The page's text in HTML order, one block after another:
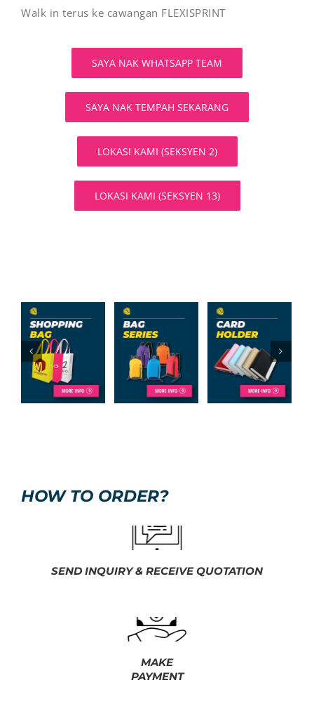
Walk in terus ke cawangan FLEXISPRINT
SAYA NAK WHATSAPP TEAM
SAYA NAK TEMPAH SEKARANG
LOKASI KAMI (SEKSYEN 2)
LOKASI KAMI (SEKSYEN 13)
HOW TO ORDER?
SEND INQUIRY & RECEIVE QUOTATION
MAKE
PAYMENT